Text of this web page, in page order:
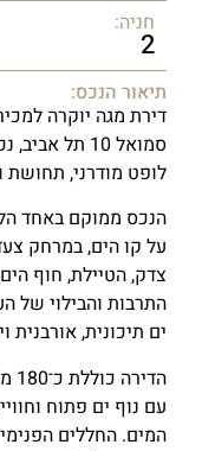
חניה:
2
תיאור הנכס:
דירת מגה יוקרה
סמואל 10 תל
לופט מודרני, תחושת
הנכס ממוקם באחד
על קו הים, במרחק
צדק, הטיילת, חוף
התרבות והבילוי של
ים תיכונית, אורבנית
עם נוף ים פתוח
המים. החללים